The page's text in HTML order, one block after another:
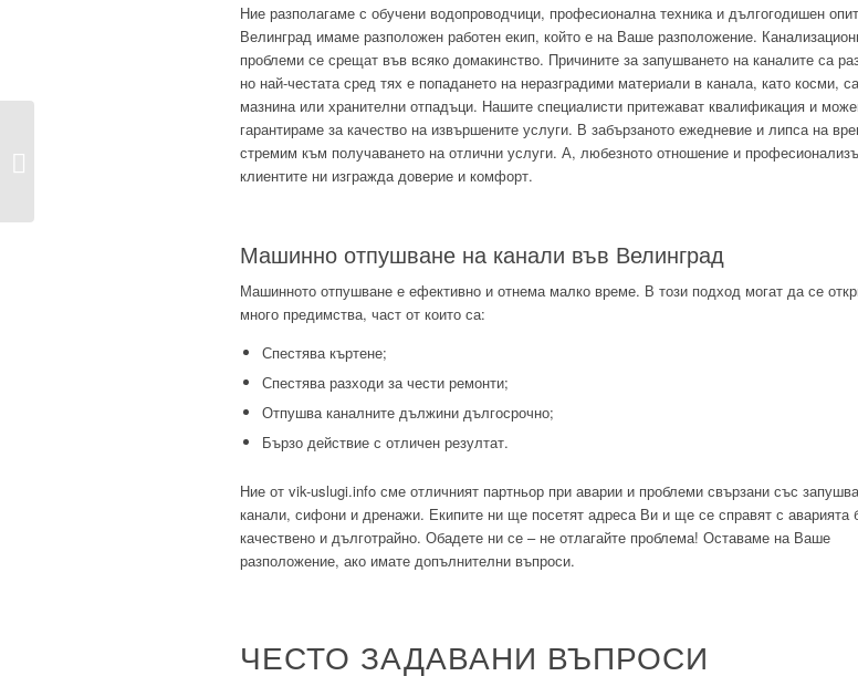
Ние разполагаме с обучени водопроводчици, професионална техника и дългогодишен
Велинград имаме разположен работен екип, който е на Ваше разположение.
проблеми се срещат във всяко домакинство. Причините за запушването на каналите са
но най-честата сред тях е попадането на неразградими материали в канала, като косми,
мазнина или хранителни отпадъци. Нашите специалисти притежават квалификация и
гарантираме за качество на извършените услуги. В забързаното ежедневие и липса на
стремим към получаването на отлични услуги. А, любезното отношение и
клиентите ни изгражда доверие и комфорт.
Машинно отпушване на канали във Велинград
Машинното отпушване е ефективно и отнема малко време. В този подход могат да се
много предимства, част от които са:
Спестява къртене;
Спестява разходи за чести ремонти;
Отпушва каналните дължини дългосрочно;
Бързо действие с отличен резултат.
Ние от vik-uslugi.info сме отличният партньор при аварии и проблеми свързани със
канали, сифони и дренажи. Екипите ни ще посетят адреса Ви и ще се справят с аварията
качествено и дълготрайно. Обадете ни се – не отлагайте проблема! Оставаме на Ваше
разположение, ако имате допълнителни въпроси.
ЧЕСТО ЗАДАВАНИ ВЪПРОСИ